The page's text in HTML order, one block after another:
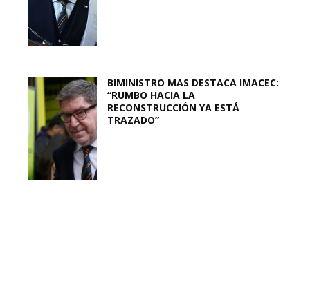
BIMINISTRO MAS DESTACA IMACEC:
“RUMBO HACIA LA
RECONSTRUCCIÓN YA ESTÁ
TRAZADO”